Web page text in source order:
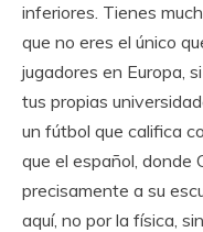
inferiores. Tienes
que no eres el único
jugadores en Europa,
tus propias
un fútbol que califica
que el español, donde
precisamente a su
aquí, no por la física,